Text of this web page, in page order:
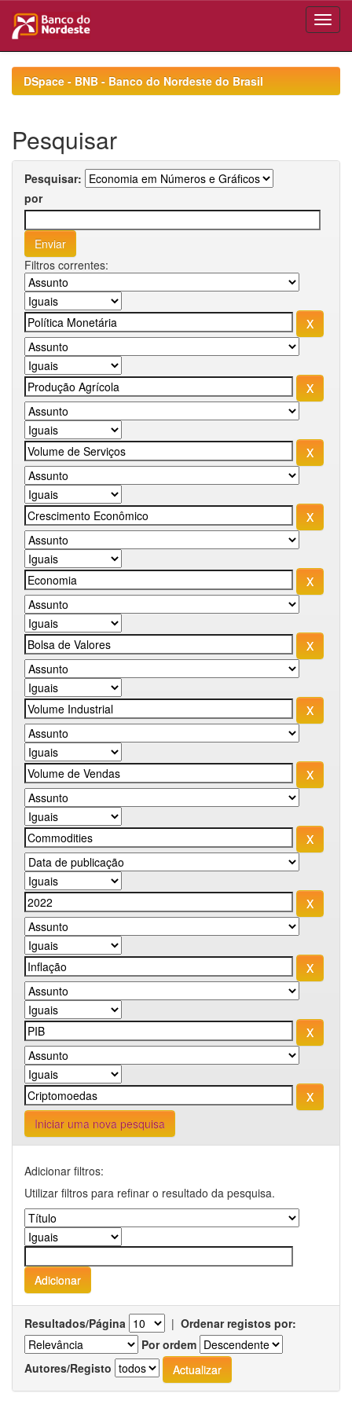
navigationDSpace - BNB - Banco do Nordeste do Brasil
Pesquisar
Pesquisar:
por
Filtros correntes:
Iniciar uma nova pesquisa
Adicionar filtros:
Utilizar filtros para refinar o resultado da pesquisa.
Resultados/Página | Ordenar registos por:
Por ordem
Autores/Registo